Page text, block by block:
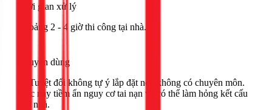
Thời gian xử lý
Khoảng 2 - 4 giờ thi công tại nhà.
Khuyên dùng
🔴 Tuyệt đối không tự ý lắp đặt nếu không có chuyên môn.
Việc này tiềm ẩn nguy cơ tai nạn và có thể làm hỏng kết cấu
mái nhà.